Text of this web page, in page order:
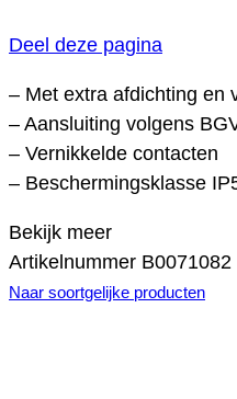
Deel deze pagina
– Met extra afdichting en
– Aansluiting volgens
– Vernikkelde contacten
– Beschermingsklasse
Bekijk meer
Artikelnummer B0071082
Naar soortgelijke producten